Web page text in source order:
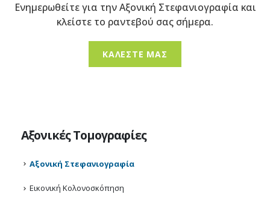
Ενημερωθείτε για την Αξονική Στεφανιογραφία και
κλείστε το ραντεβού σας σήμερα.
ΚΑΛΕΣΤΕ ΜΑΣ
Αξονικές Τομογραφίες
Αξονική Στεφανιογραφία
Εικονική Κολονοσκόπηση